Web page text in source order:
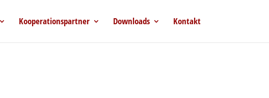
Kooperationspartner Downloads Kontakt